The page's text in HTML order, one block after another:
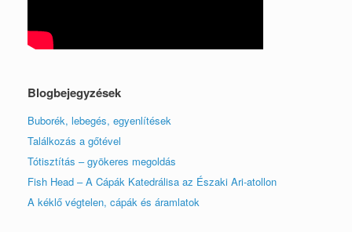
Blogbejegyzések
Buborék, lebegés, egyenlítések
Találkozás a gőtével
Tótisztítás – gyökeres megoldás
Fish Head – A Cápák Katedrálisa az Északi Ari-atollon
A kéklő végtelen, cápák és áramlatok